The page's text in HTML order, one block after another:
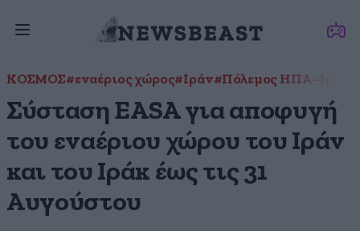
ΚΟΣΜΟΣ#εναέριος χώρος#Ιράν#Πόλεμος ΗΠΑ–Ιράν
Σύσταση EASA για αποφυγή
του εναέριου χώρου του Ιράν
και του Ιράκ έως τις 31
Αυγούστου